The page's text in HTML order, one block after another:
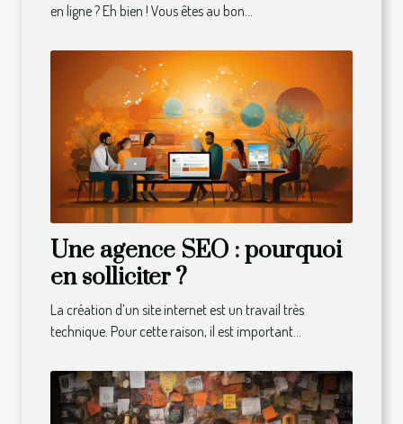
en ligne ? Eh bien ! Vous êtes au bon...
Une agence SEO : pourquoi
en solliciter ?
La création d’un site internet est un travail très
technique. Pour cette raison, il est important...